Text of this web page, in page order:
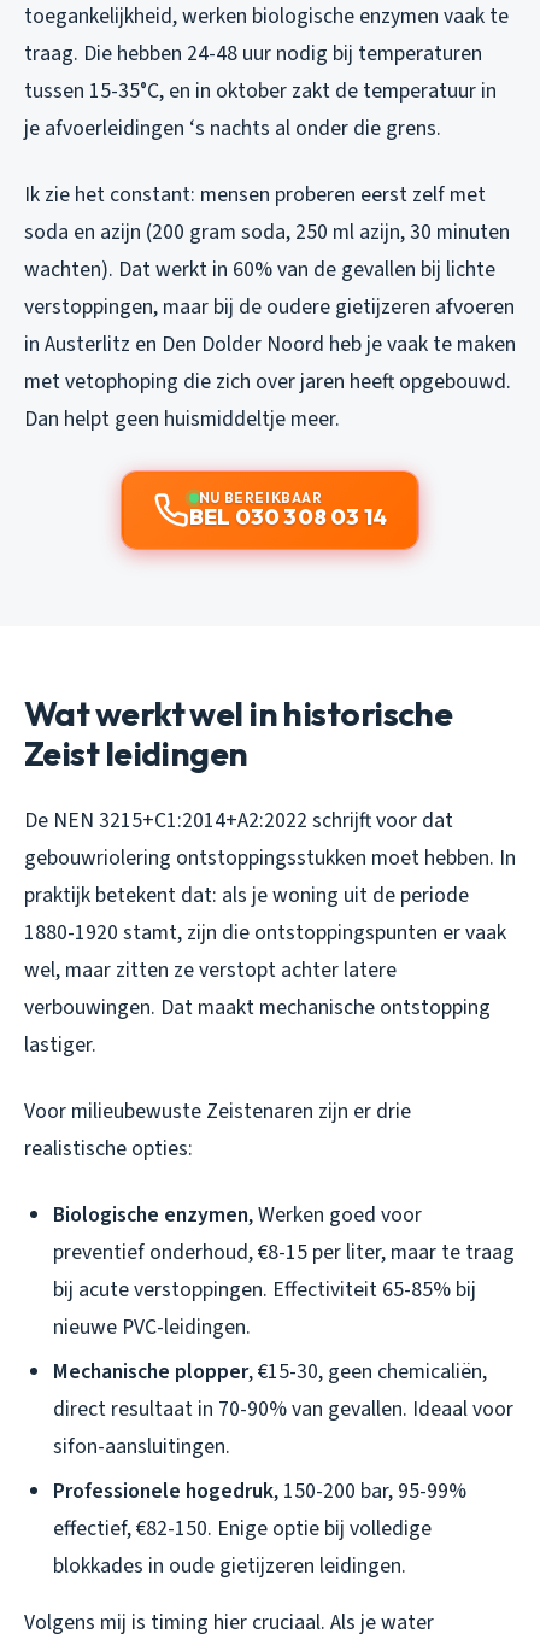
toegankelijkheid, werken biologische enzymen vaak te
traag. Die hebben 24-48 uur nodig bij temperaturen
tussen 15-35°C, en in oktober zakt de temperatuur in
je afvoerleidingen ‘s nachts al onder die grens.
Ik zie het constant: mensen proberen eerst zelf met
soda en azijn (200 gram soda, 250 ml azijn, 30 minuten
wachten). Dat werkt in 60% van de gevallen bij lichte
verstoppingen, maar bij de oudere gietijzeren afvoeren
in Austerlitz en Den Dolder Noord heb je vaak te maken
met vetophoping die zich over jaren heeft opgebouwd.
Dan helpt geen huismiddeltje meer.
NU BEREIKBAAR
BEL 030 308 03 14
Wat werkt wel in historische
Zeist leidingen
De NEN 3215+C1:2014+A2:2022 schrijft voor dat
gebouwriolering ontstoppingsstukken moet hebben. In
praktijk betekent dat: als je woning uit de periode
1880-1920 stamt, zijn die ontstoppingspunten er vaak
wel, maar zitten ze verstopt achter latere
verbouwingen. Dat maakt mechanische ontstopping
lastiger.
Voor milieubewuste Zeistenaren zijn er drie
realistische opties:
Biologische enzymen, Werken goed voor
preventief onderhoud, €8-15 per liter, maar te traag
bij acute verstoppingen. Effectiviteit 65-85% bij
nieuwe PVC-leidingen.
Mechanische plopper, €15-30, geen chemicaliën,
direct resultaat in 70-90% van gevallen. Ideaal voor
sifon-aansluitingen.
Professionele hogedruk, 150-200 bar, 95-99%
effectief, €82-150. Enige optie bij volledige
blokkades in oude gietijzeren leidingen.
Volgens mij is timing hier cruciaal. Als je water